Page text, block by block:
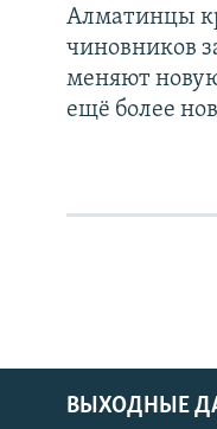
Алматинцы
чиновников
меняют
ещё более
ВЫХОДНЫЕ